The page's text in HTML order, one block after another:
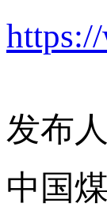
发布
中国